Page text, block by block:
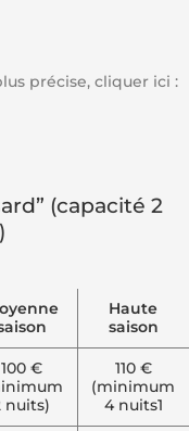
précise, cliquer ici :
(capacité 2
Haute
saison
100 €
nuits)
110 €
(minimum
4 nuits1